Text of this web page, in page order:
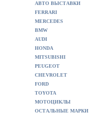
АВТО ВЫСТАВКИ
FERRARI
MERCEDES
BMW
AUDI
HONDA
MITSUBISHI
PEUGEOT
CHEVROLET
FORD
TOYOTA
МОТОЦИКЛЫ
ОСТАЛЬНЫЕ МАРКИ